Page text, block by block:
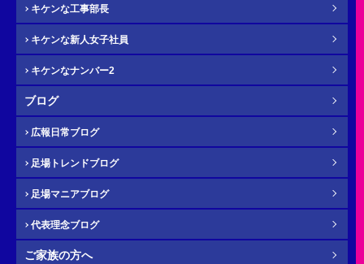
必須 メール
必須 年齢
キケンな工事部長
キケンな新人女子社員
キケンなナンバー2
ブログ
広報日常ブログ
足場トレンドブログ
足場マニアブログ
代表理念ブログ
ご家族の方へ